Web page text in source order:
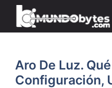
Saltar
contenido
Aro De Luz.
Configuración,